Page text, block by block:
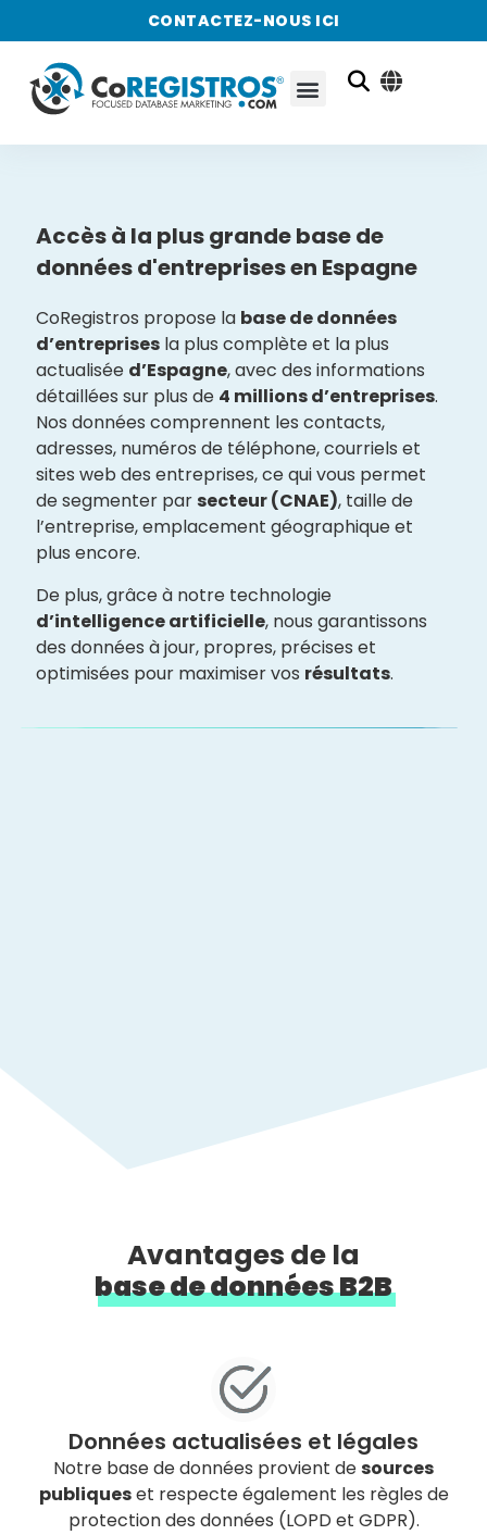
CONTACTEZ-NOUS ICI
Accès à la plus grande base de
données d'entreprises en Espagne
CoRegistros propose la base de données
d’entreprises la plus complète et la plus
actualisée d’Espagne, avec des informations
détaillées sur plus de 4 millions d’entreprises.
Nos données comprennent les contacts,
adresses, numéros de téléphone, courriels et
sites web des entreprises, ce qui vous permet
de segmenter par secteur (CNAE), taille de
l’entreprise, emplacement géographique et
plus encore.
De plus, grâce à notre technologie
d’intelligence artificielle, nous garantissons
des données à jour, propres, précises et
optimisées pour maximiser vos résultats.
Avantages de la
base de données B2B
Données actualisées et légales
Notre base de données provient desources
publiqueset respecte également les règles de
protection des données (LOPD et GDPR).